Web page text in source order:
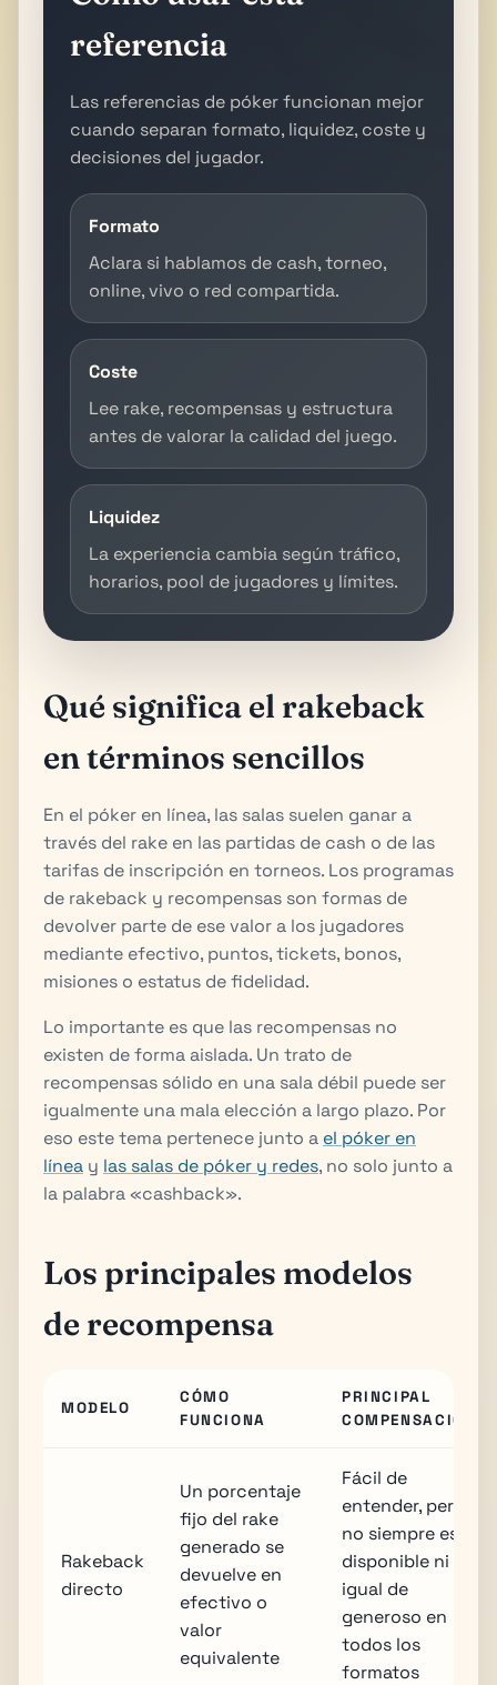
referencia
Las referencias de póker funcionan mejor
cuando separan formato, liquidez, coste y
decisiones del jugador.
Formato
Aclara si hablamos de cash, torneo,
online, vivo o red compartida.
Coste
Lee rake, recompensas y estructura
antes de valorar la calidad del juego.
Liquidez
La experiencia cambia según tráfico,
horarios, pool de jugadores y límites.
Qué significa el rakeback
en términos sencillos
En el póker en línea, las salas suelen ganar a
través del rake en las partidas de cash o de las
tarifas de inscripción en torneos. Los programas
de rakeback y recompensas son formas de
devolver parte de ese valor a los jugadores
mediante efectivo, puntos, tickets, bonos,
misiones o estatus de fidelidad.
Lo importante es que las recompensas no
existen de forma aislada. Un trato de
recompensas sólido en una sala débil puede ser
igualmente una mala elección a largo plazo. Por
eso este tema pertenece junto a el póker en
línea y las salas de póker y redes, no solo junto a
la palabra «cashback».
Los principales modelos
de recompensa
MODELO
CÓMO
FUNCIONA
PRINCIPAL
COMPENSACIÓN
Rakeback
directo
Un porcentaje
fijo del rake
generado se
devuelve en
efectivo o
valor
equivalente
Fácil de
entender, pero
no siempre está
disponible ni es
igual de
generoso en
todos los
formatos